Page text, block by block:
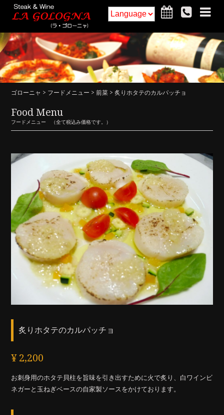
ホーム フードメニュー
ドリンクメニュー インテリア
ご予約
ゴローニャ > フードメニュー >前菜 > 炙りホタテのカルパッチョ
Food Menu
フードメニュー （全て税込み価格です。）
炙りホタテのカルパッチョ
¥ 2,200
お刺身用のホタテ貝柱を旨味を引き出すために火で炙り、白ワインビ
ネガーと玉ねぎベースの自家製ソースをかけております。